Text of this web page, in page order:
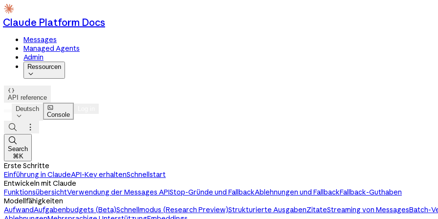
Claude Platform Docs
Messages
Managed Agents
Admin
Ressourcen


API reference
Deutsch


Console



Search
⌘K
Erste Schritte
Einführung in ClaudeAPI-Key erhaltenSchnellstart
Entwickeln mit Claude
FunktionsübersichtVerwendung der Messages APIStop-Gründe und FallbackAblehnungen und FallbackFallback-Guthaben
Modellfähigkeiten
AufwandAufgabenbudgets (Beta)Schnellmodus (Research Preview)Strukturierte AusgabenZitateStreaming von MessagesBatch-